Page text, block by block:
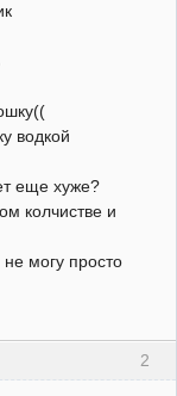
водкой
еще хуже?
колчистве и
могу просто
2